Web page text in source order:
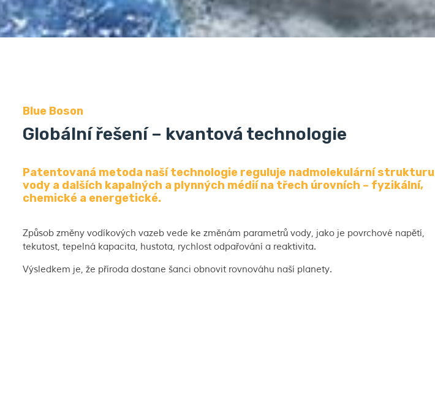
Blue Boson
Globální řešení – kvantová technologie
Patentovaná metoda naší technologie reguluje nadmolekulární strukturu
vody a dalších kapalných a plynných médií na třech úrovních – fyzikální,
chemické a energetické.
Způsob změny vodíkových vazeb vede ke změnám parametrů vody, jako je povrchové napětí,
tekutost, tepelná kapacita, hustota, rychlost odpařování a reaktivita.
Výsledkem je, že příroda dostane šanci obnovit rovnováhu naší planety.